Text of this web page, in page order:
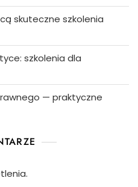
skuteczne szkolenia
szkolenia dla
— praktyczne